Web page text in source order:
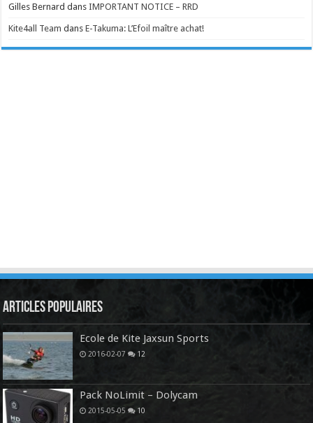
Gilles Bernard dansIMPORTANT NOTICE – RRD
Kite4all Team dansE-Takuma: L’Efoil maître achat!
Articles Populaires
Ecole de Kite Jaxsun Sports
2016-02-07 12
Pack NoLimit – Dolycam
2015-05-05 10